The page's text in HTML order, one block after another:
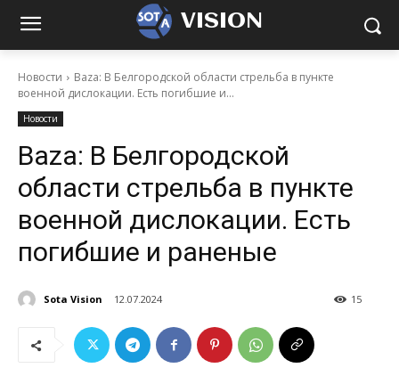
VISION
Новости
Baza: В Белгородской области стрельба в пункте
военной дислокации. Есть погибшие и...
Новости
Baza: В Белгородской
области стрельба в пункте
военной дислокации. Есть
погибшие и раненые
Sota Vision 12.07.2024 15